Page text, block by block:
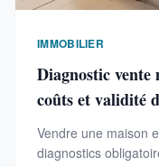
IMMOBILIER
Diagnostic vente
coûts et validité
Vendre une maison
diagnostics